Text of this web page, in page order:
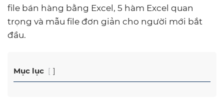
file bán hàng bằng Excel, 5 hàm Excel quan
trọng và mẫu file đơn giản cho người mới bắt
đầu.
Mục lục